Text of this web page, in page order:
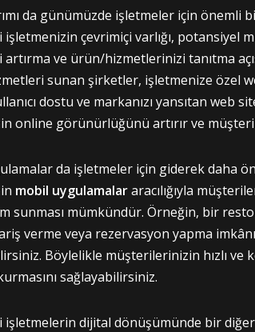
da günümüzde işletmeler için önemli
işletmenizin çevrimiçi varlığı, potansiyel
ve ürün/hizmetlerinizi tanıtma
sunan şirketler, işletmenize özel
dostu ve markanızı yansıtan web
online görünürlüğünü artırır ve
da işletmeler için giderek daha
mobil uygulamalararacılığıyla
sunması mümkündür. Örneğin, bir
verme veya rezervasyon yapma
Böylelikle müşterilerinizin hızlı ve
sağlayabilirsiniz.
işletmelerin dijital dönüşümünde bir